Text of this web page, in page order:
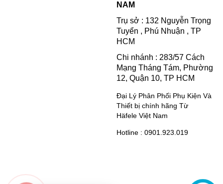
NAM
Trụ sở : 132 Nguyễn Trọng
Tuyển , Phú Nhuận , TP
HCM
Chi nhánh : 283/57 Cách
Mạng Tháng Tám, Phường
12, Quận 10, TP HCM
Đại Lý Phân Phối Phụ Kiện Và
Thiết bị chính hãng Từ
Häfele Việt Nam
Hotline : 0901.923.019